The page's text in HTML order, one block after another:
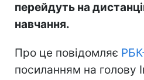
перейдуть на
навчання.
Про це повідомляє
посиланням на голову